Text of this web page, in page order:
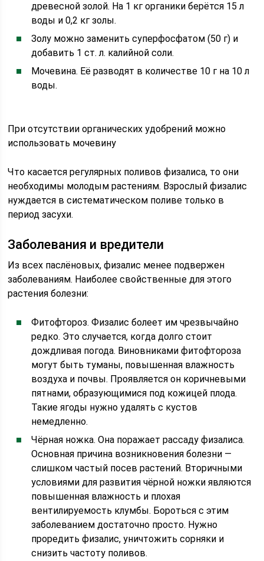
древесной золой. На 1 кг органики берётся 15 л
воды и 0,2 кг золы.
Золу можно заменить суперфосфатом (50 г) и
добавить 1 ст. л. калийной соли.
Мочевина. Её разводят в количестве 10 г на 10 л
воды.
При отсутствии органических удобрений можно
использовать мочевину
Что касается регулярных поливов физалиса, то они
необходимы молодым растениям. Взрослый физалис
нуждается в систематическом поливе только в
период засухи.
Заболевания и вредители
Из всех паслёновых, физалис менее подвержен
заболеваниям. Наиболее свойственные для этого
растения болезни:
Фитофтороз. Физалис болеет им чрезвычайно
редко. Это случается, когда долго стоит
дождливая погода. Виновниками фитофтороза
могут быть туманы, повышенная влажность
воздуха и почвы. Проявляется он коричневыми
пятнами, образующимися под кожицей плода.
Такие ягоды нужно удалять с кустов
немедленно.
Чёрная ножка. Она поражает рассаду физалиса.
Основная причина возникновения болезни —
слишком частый посев растений. Вторичными
условиями для развития чёрной ножки являются
повышенная влажность и плохая
вентилируемость клумбы. Бороться с этим
заболеванием достаточно просто. Нужно
проредить физалис, уничтожить сорняки и
снизить частоту поливов.